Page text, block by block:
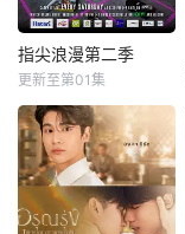
指尖浪漫第二季
更新至第01集